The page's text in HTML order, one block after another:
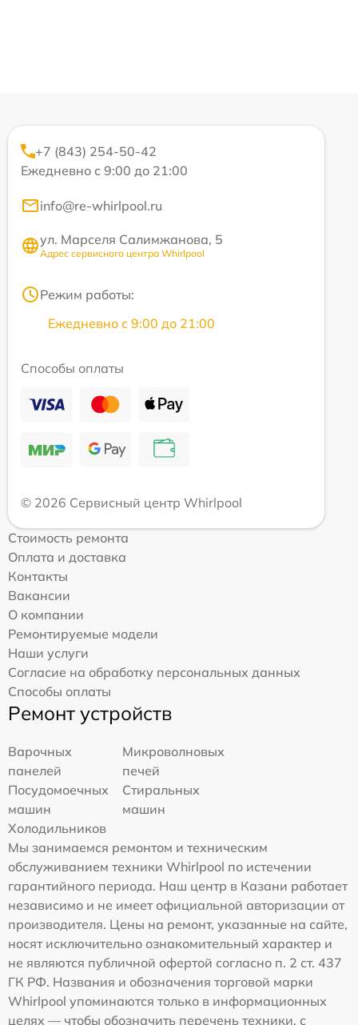
+7 (843) 254-50-42
Ежедневно с 9:00 до 21:00
info@re-whirlpool.ru
ул. Марселя Салимжанова, 5
Адрес сервисного центра Whirlpool
Режим работы:
Ежедневно с 9:00 до 21:00
Способы оплаты
© 2026 Сервисный центр Whirlpool
Стоимость ремонта
Оплата и доставка
Контакты
Вакансии
О компании
Ремонтируемые модели
Наши услуги
Согласие на обработку персональных данных
Способы оплаты
Ремонт устройств
Варочных
панелей
Микроволновых
печей
Посудомоечных
машин
Стиральных
машин
Холодильников
Мы занимаемся ремонтом и техническим
обслуживанием техники Whirlpool по истечении
гарантийного периода. Наш центр в Казани работает
независимо и не имеет официальной авторизации от
производителя. Цены на ремонт, указанные на сайте,
носят исключительно ознакомительный характер и
не являются публичной офертой согласно п. 2 ст. 437
ГК РФ. Названия и обозначения торговой марки
Whirlpool упоминаются только в информационных
целях — чтобы обозначить перечень техники, с